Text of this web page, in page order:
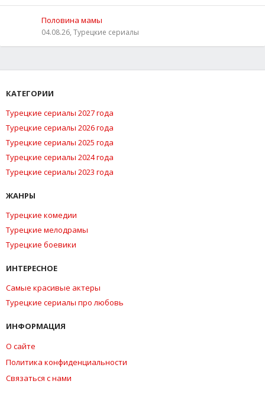
Половина мамы
04.08.26, Турецкие сериалы
КАТЕГОРИИ
Турецкие сериалы 2027 года
Турецкие сериалы 2026 года
Турецкие сериалы 2025 года
Турецкие сериалы 2024 года
Турецкие сериалы 2023 года
ЖАНРЫ
Турецкие комедии
Турецкие мелодрамы
Турецкие боевики
ИНТЕРЕСНОЕ
Самые красивые актеры
Турецкие сериалы про любовь
ИНФОРМАЦИЯ
О сайте
Политика конфиденциальности
Связаться с нами